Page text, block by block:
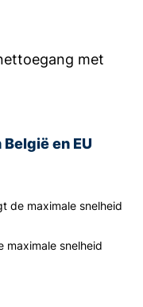
met
en EU
de maximale snelheid
maximale snelheid